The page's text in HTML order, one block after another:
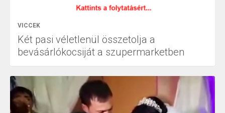
VICCEK
Két pasi véletlenül összetolja a
bevásárlókocsiját a szupermarketben